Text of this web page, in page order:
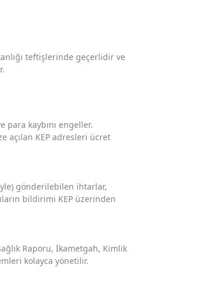
teftişlerinde geçerlidir ve
para kaybını engeller.
açılan KEP adresleri ücret
gönderilebilen ihtarlar,
bildirimi KEP üzerinden
Raporu, İkametgah, Kimlik
kolayca yönetilir.